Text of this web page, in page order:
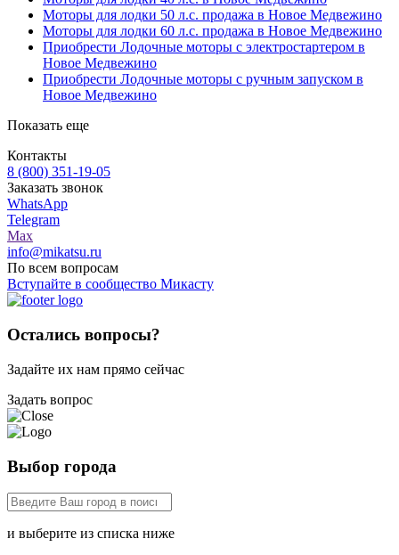
Моторы для лодки 50 л.с. продажа в Новое Медвежино
Моторы для лодки 60 л.с. продажа в Новое Медвежино
Приобрести Лодочные моторы с электростартером в
Новое Медвежино
Приобрести Лодочные моторы с ручным запуском в
Новое Медвежино
Показать еще
Контакты
8 (800) 351-19-05
Заказать звонок
WhatsApp
Telegram
Max
info@mikatsu.ru
По всем вопросам
Вступайте в сообщество Микасту
Остались вопросы?
Задайте их нам прямо сейчас
Задать вопрос
Выбор города
и выберите из списка ниже